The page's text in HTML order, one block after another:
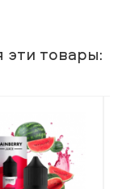
эти товары: